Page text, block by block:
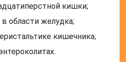
кишки;
в области желудка;
кишечника;